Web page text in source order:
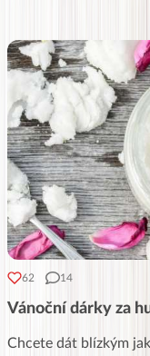
62 14
Vánoční dárky za
Chcete dát blízkým